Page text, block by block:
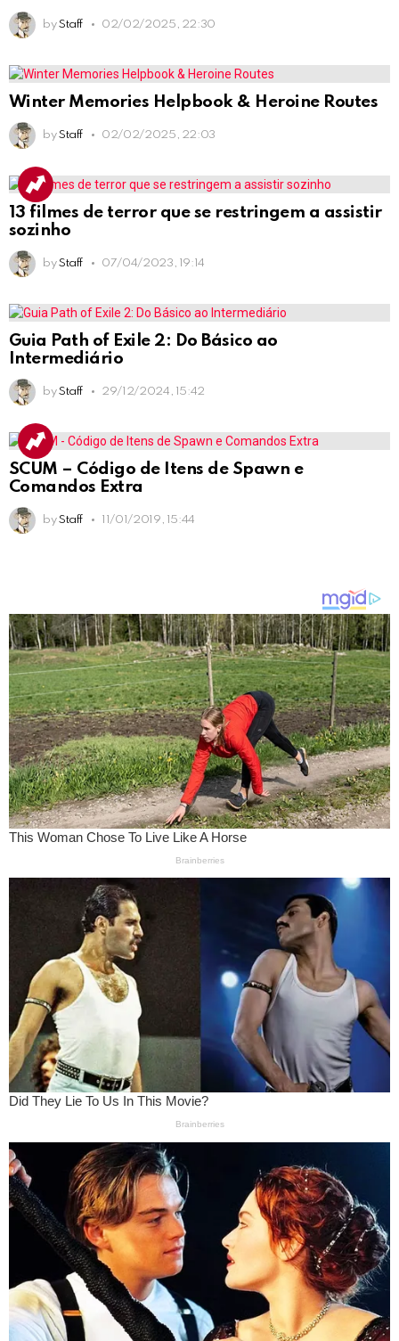
by Staff 02/02/2025, 22:30
Winter Memories Helpbook & Heroine Routes
by Staff 02/02/2025, 22:03
13 filmes de terror que se restringem a assistir
sozinho
by Staff 07/04/2023, 19:14
Guia Path of Exile 2: Do Básico ao
Intermediário
by Staff 29/12/2024, 15:42
SCUM – Código de Itens de Spawn e
Comandos Extra
by Staff 11/01/2019, 15:44